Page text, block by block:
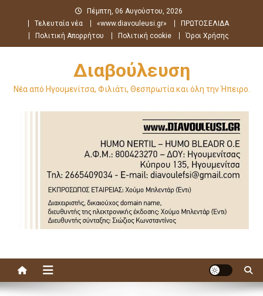
περιεχόμενο
Πέμπτη, 06 Αυγούστου, 2026
Τελευταία νέα
«www.diavouleusi.gr»
ΠΡΩΤΟΣΕΛΙΔΑ
Πολιτική Απορρήτου
Πολιτική cookie Όροι Χρήσης
Διαβούλευση
Νέα από Ηγουμενίτσα, Φιλιάτι, Θεσπρωτία και όλη την Ήπειρο.